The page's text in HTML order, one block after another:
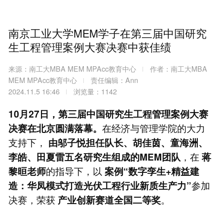
南京工业大学MEM学子在第三届中国研究
生工程管理案例大赛决赛中获佳绩
来源：南工大MBA MEM MPAcc教育中心
作者：南工大MBA
MEM MPAcc教育中心
责任编辑：Ann
2024.11.5 16:46
浏览量：1142
10月27日，第三届中国研究生工程管理案例大赛
决赛在北京圆满落幕。 在经济与管理学院的大力
支持下， 由邬子悦担任队长、胡佳茵、童海洲、
李皓、田夏雷五名研究生组成的MEM团队 ，在 蒋
黎晅老师的指导下，以 案例“数字孪生+精益建
造：华凤模式打造光伏工程行业新质生产力”参加
决赛，荣获 产业创新赛道全国二等奖。